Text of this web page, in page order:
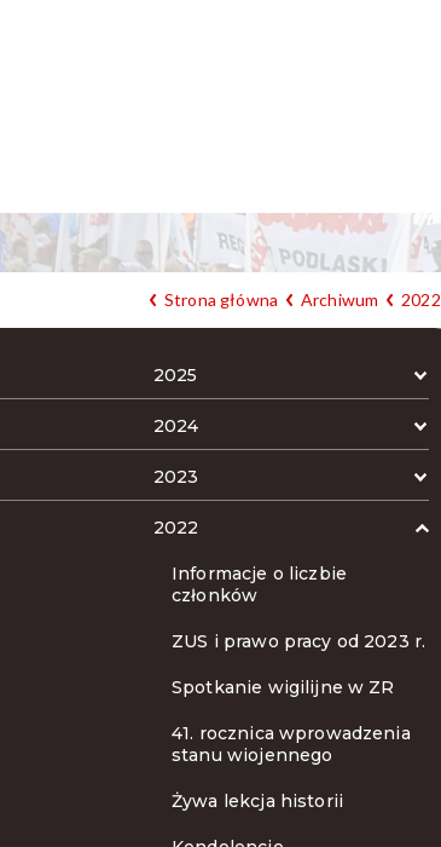
Strona główna Archiwum 2022
2025
2024
2023
2022
Informacje o liczbie
członków
ZUS i prawo pracy od 2023 r.
Spotkanie wigilijne w ZR
41. rocznica wprowadzenia
stanu wiojennego
Żywa lekcja historii